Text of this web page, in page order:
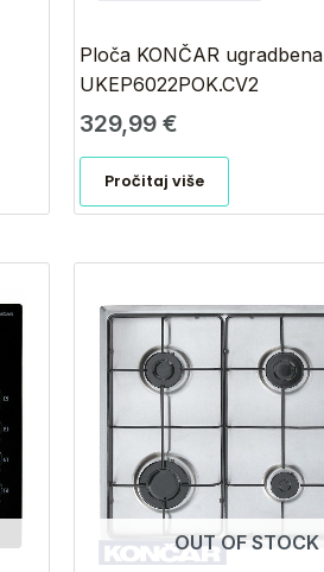
Ploča KONČAR ugradbena
UKEP6022POK.CV2
329,99 €
Pročitaj više
OUT OF STOCK